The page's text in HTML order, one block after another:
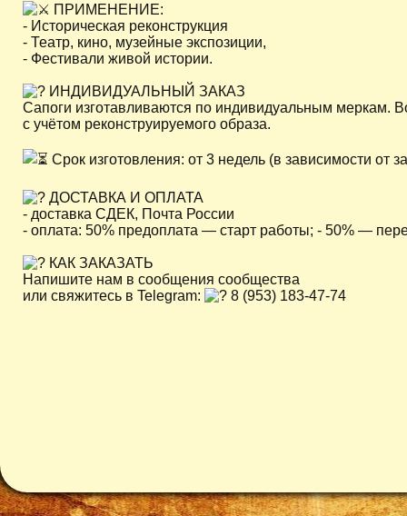
ПРИМЕНЕНИЕ:
- Историческая реконструкция
- Театр, кино, музейные экспозиции,
- Фестивали живой истории.
ИНДИВИДУАЛЬНЫЙ ЗАКАЗ
Сапоги изготавливаются по индивидуальным меркам.
с учётом реконструируемого образа.
Срок изготовления: от 3 недель (в зависимости от
ДОСТАВКА И ОПЛАТА
- доставка СДЕК, Почта России
- оплата: 50% предоплата — старт работы; - 50% —
КАК ЗАКАЗАТЬ
Напишите нам в сообщения сообщества
или свяжитесь в Telegram:
8 (953) 183-47-74